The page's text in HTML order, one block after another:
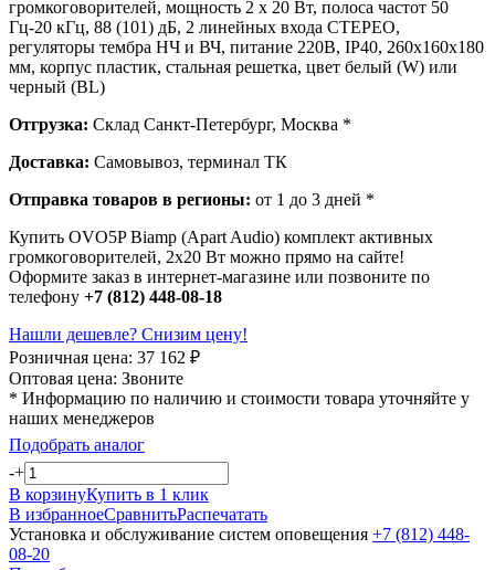
громкоговорителей, мощность 2 х 20 Вт, полоса частот 50
Гц-20 кГц, 88 (101) дБ, 2 линейных входа СТЕРЕО,
регуляторы тембра НЧ и ВЧ, питание 220В, IP40, 260х160х180
мм, корпус пластик, стальная решетка, цвет белый (W) или
черный (BL)
Отгрузка: Склад Санкт-Петербург, Москва *
Доставка: Самовывоз, терминал ТК
Отправка товаров в регионы: от 1 до 3 дней *
Купить OVO5P Biamp (Apart Audio) комплект активных
громкоговорителей, 2х20 Вт можно прямо на сайте!
Оформите заказ в интернет-магазине или позвоните по
телефону +7 (812) 448-08-18
Нашли дешевле? Снизим цену!
Розничная цена: 37 162 ₽
Оптовая цена: Звоните
* Информацию по наличию и стоимости товара уточняйте у
наших менеджеров
Подобрать аналог
-+
В корзинуКупить в 1 клик
В избранноеСравнитьРаспечатать
Установка и обслуживание систем оповещения +7 (812) 448-
08-20